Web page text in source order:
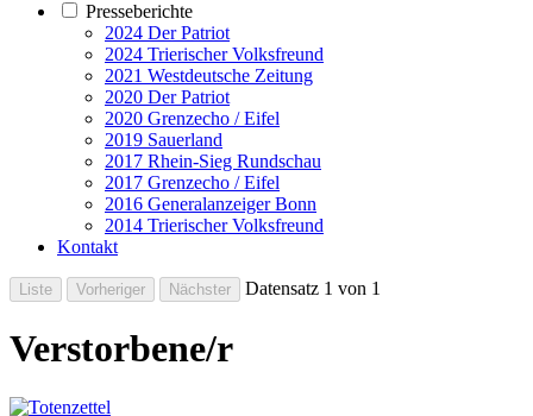
Presseberichte
2024 Der Patriot
2024 Trierischer Volksfreund
2021 Westdeutsche Zeitung
2020 Der Patriot
2020 Grenzecho / Eifel
2019 Sauerland
2017 Rhein-Sieg Rundschau
2017 Grenzecho / Eifel
2016 Generalanzeiger Bonn
2014 Trierischer Volksfreund
Kontakt
Datensatz 1 von 1
Verstorbene/r